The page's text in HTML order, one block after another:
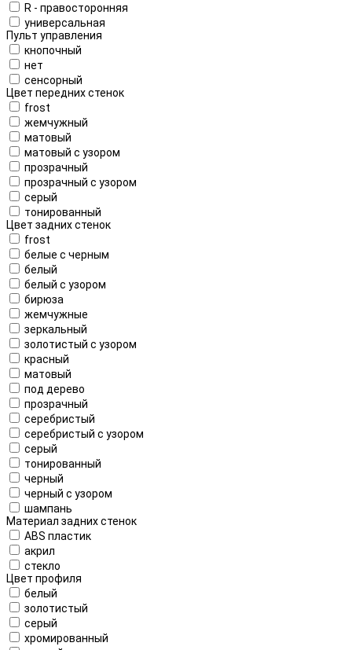
R - правосторонняя
универсальная
Пульт управления
кнопочный
нет
сенсорный
Цвет передних стенок
frost
жемчужный
матовый
матовый с узором
прозрачный
прозрачный с узором
серый
тонированный
Цвет задних стенок
frost
белые с черным
белый
белый с узором
бирюза
жемчужные
зеркальный
золотистый с узором
красный
матовый
под дерево
прозрачный
серебристый
серебристый с узором
серый
тонированный
черный
черный с узором
шампань
Материал задних стенок
ABS пластик
акрил
стекло
Цвет профиля
белый
золотистый
серый
хромированный